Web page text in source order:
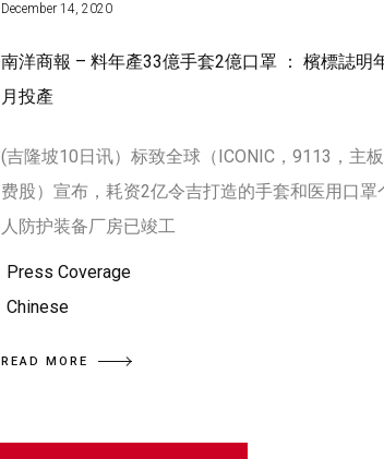
December 14, 2020
南洋商報 – 料年產33億手套2億口罩 ： 檳標誌明
月投產
(吉隆坡10日讯）标致全球（ICONIC，9113，主
费股）宣布，耗资2亿令吉打造的手套和医用口罩
人防护装备厂房已竣工
Press Coverage
Chinese
READ MORE